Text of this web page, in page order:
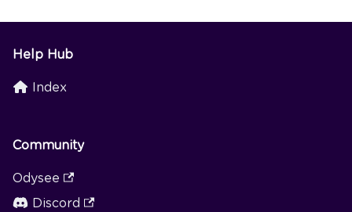
Help Hub
Index
Community
Odysee
Discord